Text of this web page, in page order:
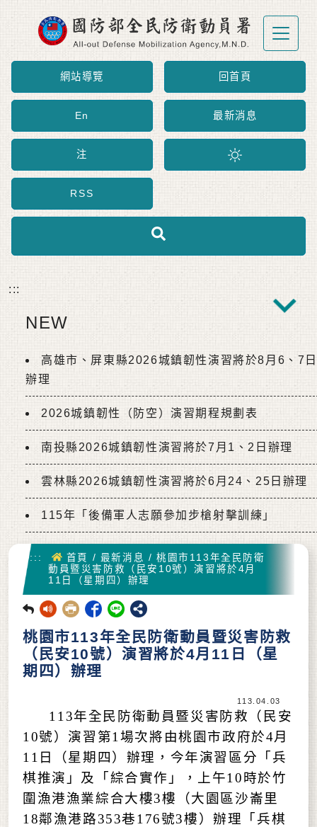
跳到主要內容區塊
網站導覽 回首頁
En 最新消息
注
RSS
:::
NEW
高雄市、屏東縣2026城鎮韌性演習將於8月6、7
辦理
2026城鎮韌性（防空）演習期程規劃表
南投縣2026城鎮韌性演習將於7月1、2日辦理
雲林縣2026城鎮韌性演習將於6月24、25日辦理
115年「後備軍人志願參加步槍射擊訓練」
::: 首頁 首頁 / 最新消息 / 桃園市113年全民防衛
動員暨災害防救（民安10號）演習將於4月
11日（星期四）辦理
回前頁
桃園市113年全民防衛動員暨災害防救
（民安10號）演習將於4月11日（星
期四）辦理
113.04.03
113年全民防衛動員暨災害防救（民安
10號）演習第1場次將由桃園市政府於4月
11日（星期四）辦理，今年演習區分「兵
棋推演」及「綜合實作」，上午10時於竹
圍漁港漁業綜合大樓3樓（大園區沙崙里
18鄰漁港路353巷176號3樓）辦理「兵棋